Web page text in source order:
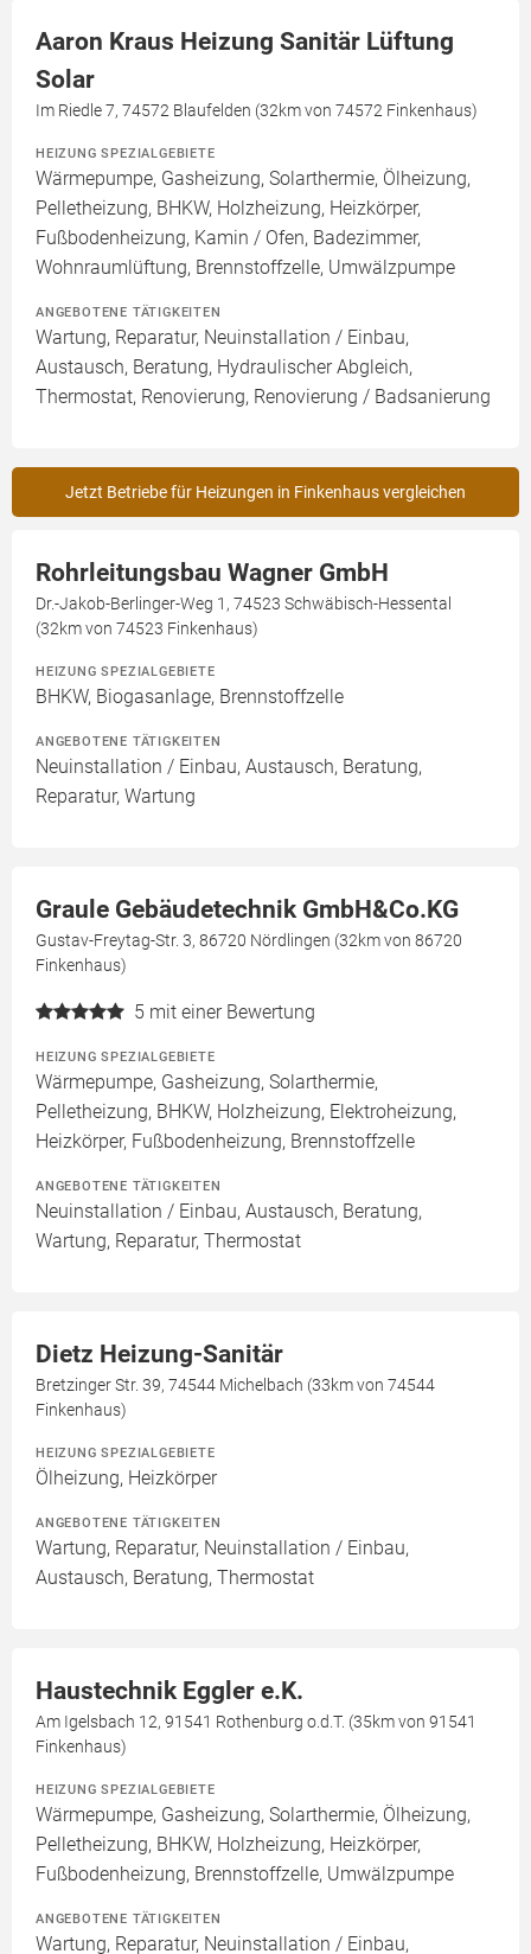
Aaron Kraus Heizung Sanitär Lüftung
Solar
Im Riedle 7, 74572 Blaufelden (32km von 74572 Finkenhaus)
HEIZUNG SPEZIALGEBIETE
Wärmepumpe, Gasheizung, Solarthermie, Ölheizung,
Pelletheizung, BHKW, Holzheizung, Heizkörper,
Fußbodenheizung, Kamin / Ofen, Badezimmer,
Wohnraumlüftung, Brennstoffzelle, Umwälzpumpe
ANGEBOTENE TÄTIGKEITEN
Wartung, Reparatur, Neuinstallation / Einbau,
Austausch, Beratung, Hydraulischer Abgleich,
Thermostat, Renovierung, Renovierung / Badsanierung
Jetzt Betriebe für Heizungen in Finkenhaus vergleichen
Rohrleitungsbau Wagner GmbH
Dr.-Jakob-Berlinger-Weg 1, 74523 Schwäbisch-Hessental
(32km von 74523 Finkenhaus)
HEIZUNG SPEZIALGEBIETE
BHKW, Biogasanlage, Brennstoffzelle
ANGEBOTENE TÄTIGKEITEN
Neuinstallation / Einbau, Austausch, Beratung,
Reparatur, Wartung
Graule Gebäudetechnik GmbH&Co.KG
Gustav-Freytag-Str. 3, 86720 Nördlingen (32km von 86720
Finkenhaus)
5 mit einer Bewertung
HEIZUNG SPEZIALGEBIETE
Wärmepumpe, Gasheizung, Solarthermie,
Pelletheizung, BHKW, Holzheizung, Elektroheizung,
Heizkörper, Fußbodenheizung, Brennstoffzelle
ANGEBOTENE TÄTIGKEITEN
Neuinstallation / Einbau, Austausch, Beratung,
Wartung, Reparatur, Thermostat
Dietz Heizung-Sanitär
Bretzinger Str. 39, 74544 Michelbach (33km von 74544
Finkenhaus)
HEIZUNG SPEZIALGEBIETE
Ölheizung, Heizkörper
ANGEBOTENE TÄTIGKEITEN
Wartung, Reparatur, Neuinstallation / Einbau,
Austausch, Beratung, Thermostat
Haustechnik Eggler e.K.
Am Igelsbach 12, 91541 Rothenburg o.d.T. (35km von 91541
Finkenhaus)
HEIZUNG SPEZIALGEBIETE
Wärmepumpe, Gasheizung, Solarthermie, Ölheizung,
Pelletheizung, BHKW, Holzheizung, Heizkörper,
Fußbodenheizung, Brennstoffzelle, Umwälzpumpe
ANGEBOTENE TÄTIGKEITEN
Wartung, Reparatur, Neuinstallation / Einbau,